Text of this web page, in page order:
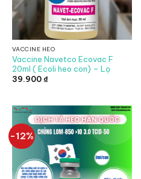
VACCINE HEO
Vaccine Navetco Ecovac F
20ml ( Ecoli heo con) – Lọ
39.900₫
-12%